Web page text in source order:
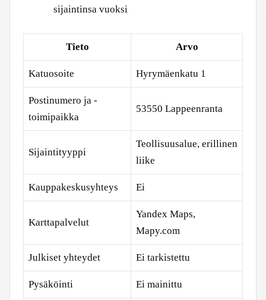
sijaintinsa vuoksi
Tieto Arvo
Katuosoite Hyrymäenkatu 1
Postinumero ja -
toimipaikka
53550 Lappeenranta
Sijaintityyppi
Teollisuusalue, erillinen
liike
Kauppakeskusyhteys Ei
Karttapalvelut
Yandex Maps,
Mapy.com
Julkiset yhteydet Ei tarkistettu
Pysäköinti Ei mainittu